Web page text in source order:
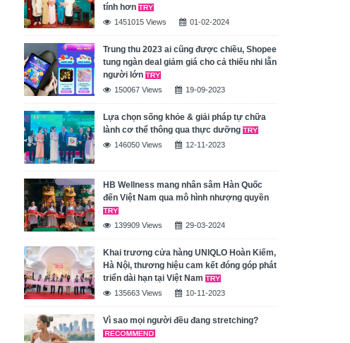
tính hơn
1451015 Views 01-02-2024
Trung thu 2023 ai cũng được chiều, Shopee
tung ngàn deal giảm giá cho cả thiếu nhi lẫn
người lớn
150067 Views 19-09-2023
Lựa chọn sống khỏe & giải pháp tự chữa
lành cơ thể thông qua thực dưỡng
146050 Views 12-11-2023
HB Wellness mang nhân sâm Hàn Quốc
đến Việt Nam qua mô hình nhượng quyền
139909 Views 29-03-2024
Khai trương cửa hàng UNIQLO Hoàn Kiếm,
Hà Nội, thương hiệu cam kết đóng góp phát
triển dài hạn tại Việt Nam
135663 Views 10-11-2023
Vì sao mọi người đều đang stretching?